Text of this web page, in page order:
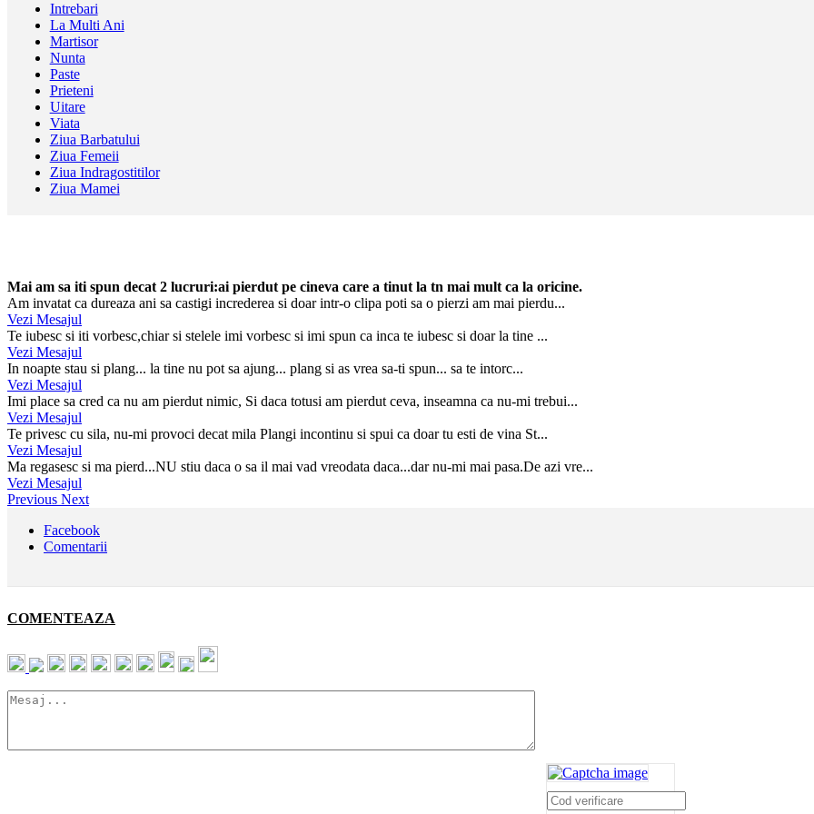
Intrebari
La Multi Ani
Martisor
Nunta
Paste
Prieteni
Uitare
Viata
Ziua Barbatului
Ziua Femeii
Ziua Indragostitilor
Ziua Mamei
Mai am sa iti spun decat 2 lucruri:ai pierdut pe cineva care a tinut la tn mai mult ca la oricine.
Am invatat ca dureaza ani sa castigi increderea si doar intr-o clipa poti sa o pierzi am mai pierdu...
Vezi Mesajul
Te iubesc si iti vorbesc,chiar si stelele imi vorbesc si imi spun ca inca te iubesc si doar la tine ...
Vezi Mesajul
In noapte stau si plang... la tine nu pot sa ajung... plang si as vrea sa-ti spun... sa te intorc...
Vezi Mesajul
Imi place sa cred ca nu am pierdut nimic, Si daca totusi am pierdut ceva, inseamna ca nu-mi trebui...
Vezi Mesajul
Te privesc cu sila, nu-mi provoci decat mila Plangi incontinu si spui ca doar tu esti de vina St...
Vezi Mesajul
Ma regasesc si ma pierd...NU stiu daca o sa il mai vad vreodata daca...dar nu-mi mai pasa.De azi vre...
Vezi Mesajul
Previous Next
Facebook
Comentarii
COMENTEAZA